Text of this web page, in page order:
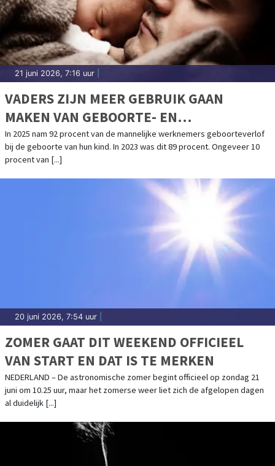
21 juni 2026, 7:16 uur
VADERS ZIJN MEER GEBRUIK GAAN
MAKEN VAN GEBOORTE- EN
OUDERSCHAPSVERLOF
In 2025 nam 92 procent van de mannelijke werknemers geboorteverlof
bij de geboorte van hun kind. In 2023 was dit 89 procent. Ongeveer 10
procent van [...]
20 juni 2026, 7:54 uur
ZOMER GAAT DIT WEEKEND OFFICIEEL
VAN START EN DAT IS TE MERKEN
NEDERLAND – De astronomische zomer begint officieel op zondag 21
juni om 10.25 uur, maar het zomerse weer liet zich de afgelopen dagen
al duidelijk [...]